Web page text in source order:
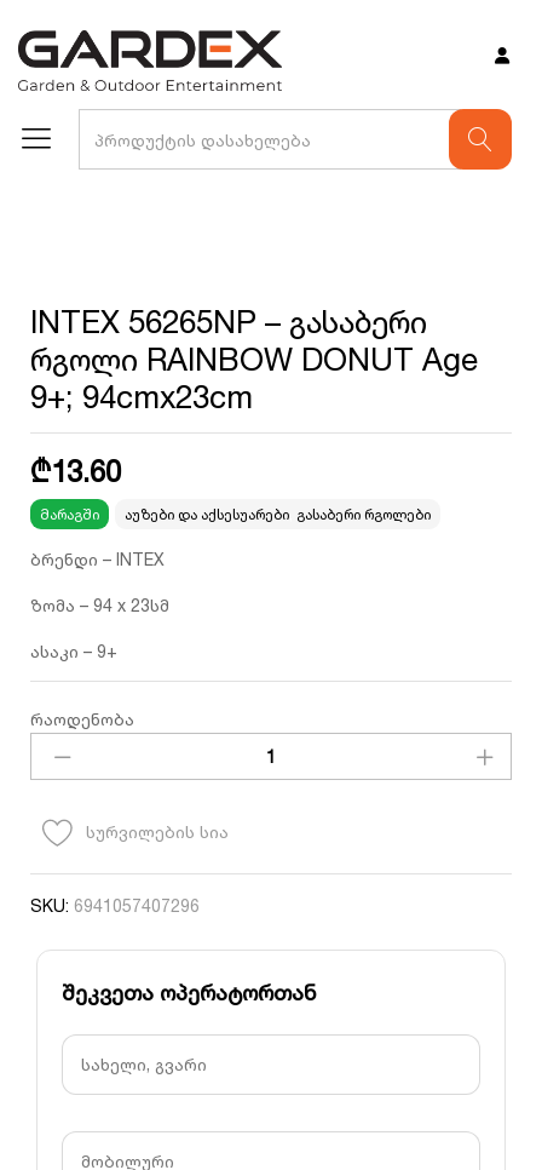
INTEX 56265NP – გასაბერი
რგოლი RAINBOW DONUT Age
9+; 94cmx23cm
₾13.60
მარაგში აუზები და აქსესუარები გასაბერი რგოლები
ბრენდი – INTEX
ზომა – 94 x 23სმ
ასაკი – 9+
რაოდენობა
რგოლი
DONUT
Age
94cmx23cm
რაოდენობა
სურვილების სია
SKU: 6941057407296
შეკვეთა ოპერატორთან